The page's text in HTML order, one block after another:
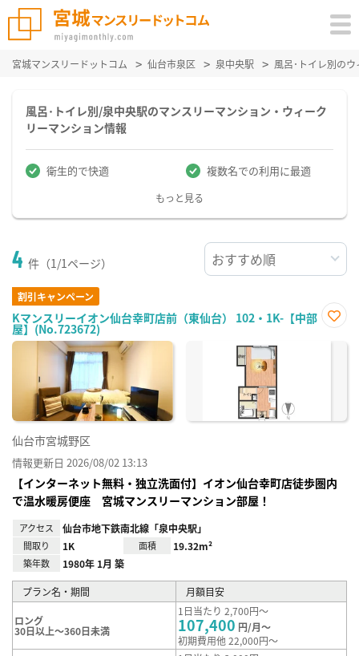
宮城マンスリードットコム 仙台市泉区 泉中央駅 風呂･トイレ別の
風呂･トイレ別/泉中央駅のマンスリーマンション・ウィーク
リーマンション情報
衛生的で快適 複数名での利用に最適
もっと見る
4 件（1/1ページ）
割引キャンペーン
Kマンスリーイオン仙台幸町店前（東仙台） 102・1K-【中部
屋】(No.723672)
に入
仙台市宮城野区
情報更新日 2026/08/02 13:13
【インターネット無料・独立洗面付】イオン仙台幸町店徒歩圏内
で温水暖房便座 宮城マンスリーマンション部屋！
アクセス 仙台市地下鉄南北線「泉中央駅」
間取り 1K 面積 19.32m²
築年数 1980年 1月 築
プラン名・期間 月額目安
ロング
30日以上～360日未満
1日当たり 2,700円～
107,400 円/月～
初期費用他 22,000円～